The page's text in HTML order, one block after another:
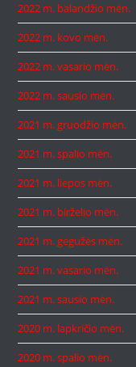
2022 m. balandžio mėn.
2022 m. kovo mėn.
2022 m. vasario mėn.
2022 m. sausio mėn.
2021 m. gruodžio mėn.
2021 m. spalio mėn.
2021 m. liepos mėn.
2021 m. birželio mėn.
2021 m. gegužės mėn.
2021 m. vasario mėn.
2021 m. sausio mėn.
2020 m. lapkričio mėn.
2020 m. spalio mėn.